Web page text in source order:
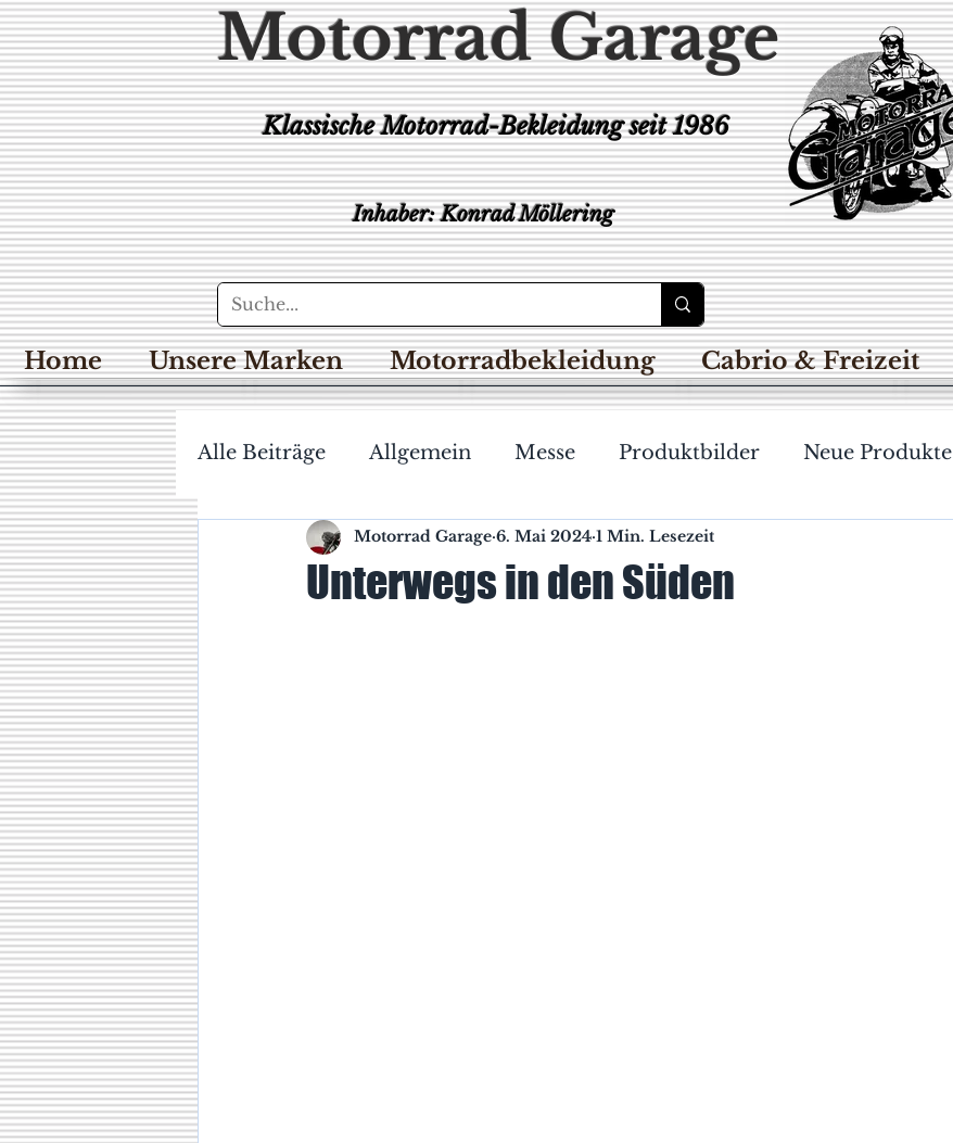
Motorrad Garage
Inhaber: Konrad Möllering
Klassische Motorrad-Bekleidungseit 1986
Home Unsere Marken Motorradbekleidung Cabrio & Freizeit
Alle Beiträge Allgemein Messe Produktbilder Neue Produkte
Seidenstraße Meine Ausrüstung Ladengeschäft
Unterwegs in den Süden
Motorrad Garage 6. Mai 2024 1 Min. Lesezeit